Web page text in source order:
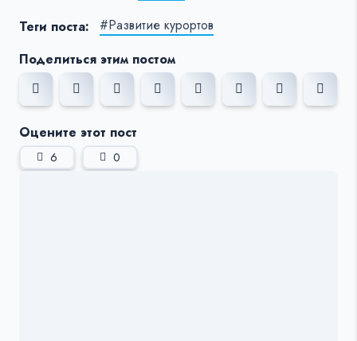
Теги поста:
#Развитие курортов
Поделиться этим постом
Оцените этот пост
6 0